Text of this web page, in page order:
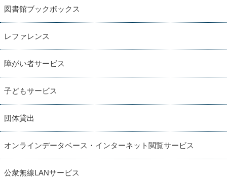
図書館ブックボックス
レファレンス
障がい者サービス
子どもサービス
団体貸出
オンラインデータベース・インターネット閲覧サービス
公衆無線LANサービス